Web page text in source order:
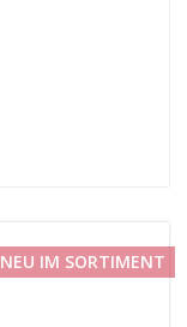
NEU IM SORTIMENT